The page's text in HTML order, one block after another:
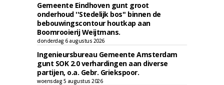
Gemeente Eindhoven gunt groot
onderhoud ''Stedelijk bos'' binnen de
bebouwingscontour houtkap aan
Boomrooierij Weijtmans.
donderdag 6 augustus 2026
Ingenieursbureau Gemeente Amsterdam
gunt SOK 2.0 verhardingen aan diverse
partijen, o.a. Gebr. Griekspoor.
woensdag 5 augustus 2026